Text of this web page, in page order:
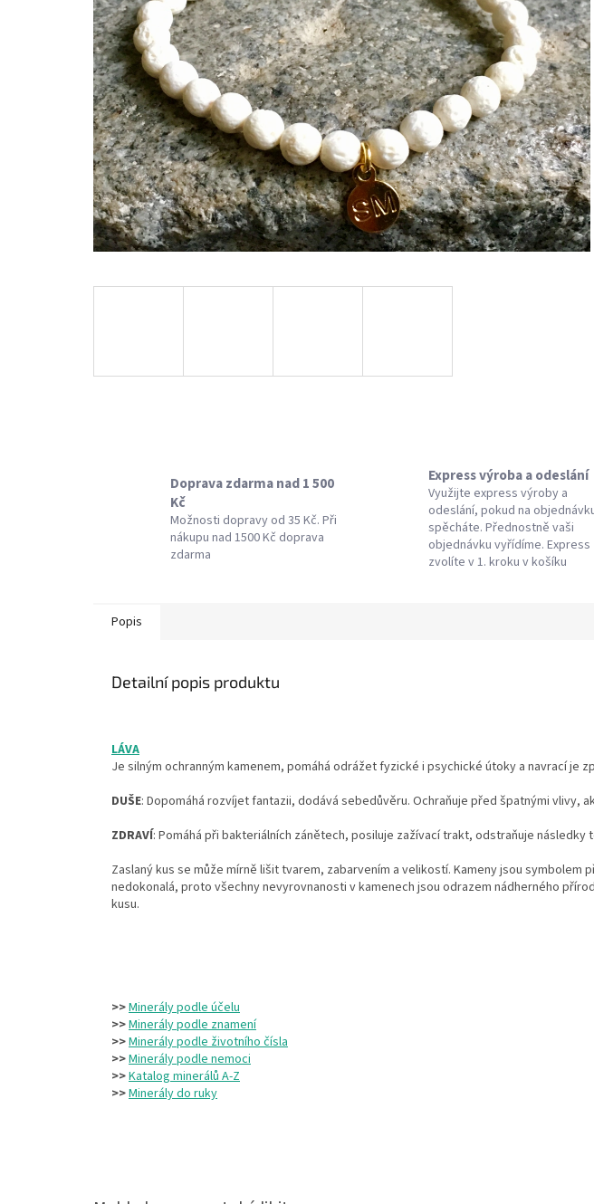
Doprava zdarma nad 1 500
Kč
Možnosti dopravy od 35 Kč. Při
nákupu nad 1500 Kč doprava
zdarma
Express výroba a odeslání
Využijte express výroby a
odeslání, pokud na
spěcháte. Přednostně vaši
objednávku vyřídíme. Express
zvolíte v 1. kroku v košíku
Popis
Detailní popis produktu
LÁVA
Je silným ochranným kamenem, pomáhá odrážet fyzické i psychické útoky a navrací je
DUŠE: Dopomáhá rozvíjet fantazii, dodává sebedůvěru. Ochraňuje před špatnými vlivy,
ZDRAVÍ: Pomáhá při bakteriálních zánětech, posiluje zažívací trakt, odstraňuje následky
Zaslaný kus se může mírně lišit tvarem, zabarvením a velikostí. Kameny jsou symbolem
nedokonalá, proto všechny nevyrovnanosti v kamenech jsou odrazem nádherného
kusu.
>>Minerály podle účelu
>>Minerály podle znamení
>>Minerály podle životního čísla
>>Minerály podle nemoci
>>Katalog minerálů A-Z
>>Minerály do ruky